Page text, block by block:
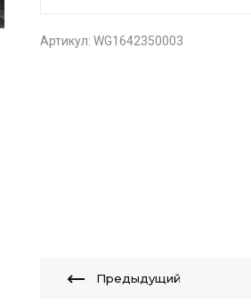
Артикул: WG1642350003
Предыдущий